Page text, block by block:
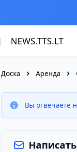
| NEWS.TTS.LT
Доска Аренда
Вы отвечаете